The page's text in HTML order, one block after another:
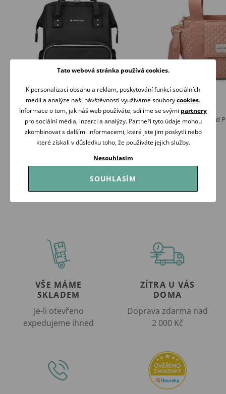
KikkaBoo Přebalovací batoh Siena Black &
Silver
1 139 Kč
Koupit
Suavinex Wonderland
malá ROSE
999 Kč1 299 Kč
Skladem
Koupit
VŠE MÁME
SKLADEM
Je-li otevřeno
expedujeme ihned
ZÍTRA U VÁS
DOMA
Doprava zdarma nad
2 000 Kč
Tato webová stránka používá cookies.
K personalizaci obsahu a reklam, poskytování funkcí sociálních
médií a analýze naší návštěvnosti využíváme souborycookies.
Informace o tom, jak náš web používáte, sdílíme se svými partnery
pro sociální média, inzerci a analýzy. Partneři tyto údaje mohou
zkombinovat s dalšími informacemi, které jste jim poskytli nebo
které získali v důsledku toho, že používáte jejich služby.
Nesouhlasím
SOUHLASÍM